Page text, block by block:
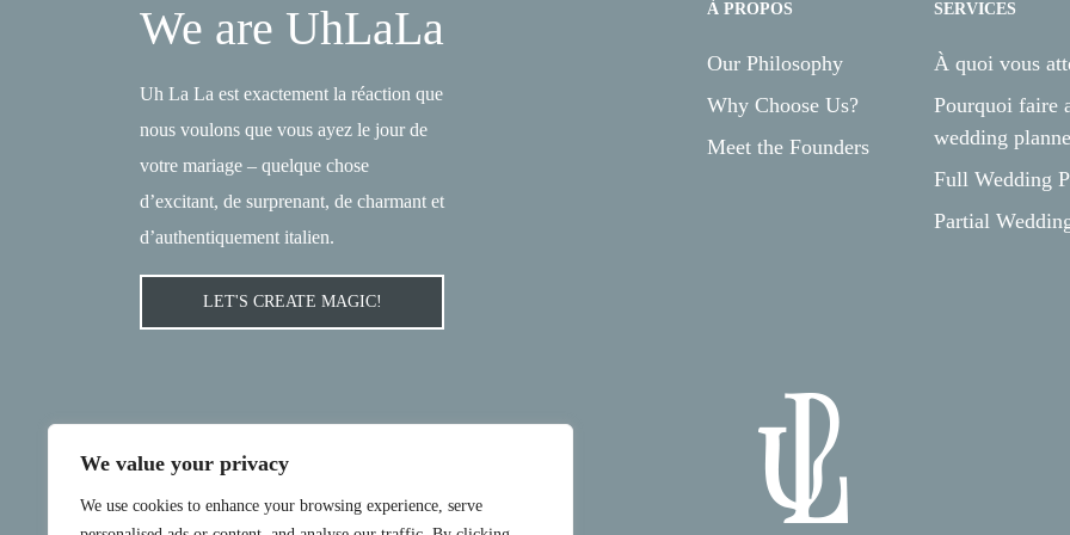
We value your privacy
We use cookies to enhance your browsing experience, serve
We are UhLaLa
Uh La La est exactement la réaction que
nous voulons que vous ayez le jour de
votre mariage – quelque chose
d’excitant, de surprenant, de charmant et
d’authentiquement italien.
LET'S CREATE MAGIC!
À PROPOS
Our Philosophy
Why Choose Us?
Meet the Founders
SERVICES
À quoi vous
Pourquoi faire
wedding
Full Wedding
Partial